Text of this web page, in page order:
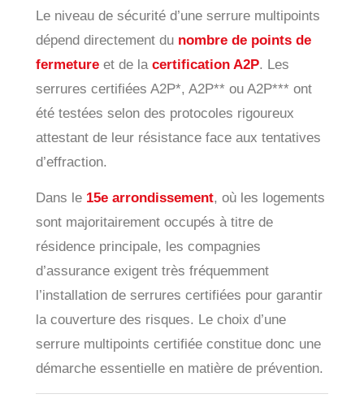
Le niveau de sécurité d’une serrure multipoints
dépend directement du nombre de points de
fermetureet de la certification A2P. Les
serrures certifiées A2P*, A2P** ou A2P*** ont
été testées selon des protocoles rigoureux
attestant de leur résistance face aux tentatives
d’effraction.
Dans le 15e arrondissement, où les logements
sont majoritairement occupés à titre de
résidence principale, les compagnies
d’assurance exigent très fréquemment
l’installation de serrures certifiées pour garantir
la couverture des risques. Le choix d’une
serrure multipoints certifiée constitue donc une
démarche essentielle en matière de prévention.